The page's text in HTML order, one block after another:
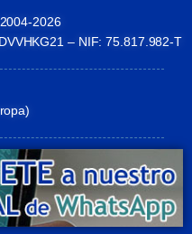
2026
– NIF: 75.817.982-T